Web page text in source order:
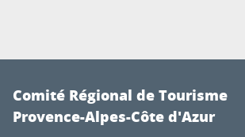
Comité Régional de Tourisme
Provence-Alpes-Côte d'Azur